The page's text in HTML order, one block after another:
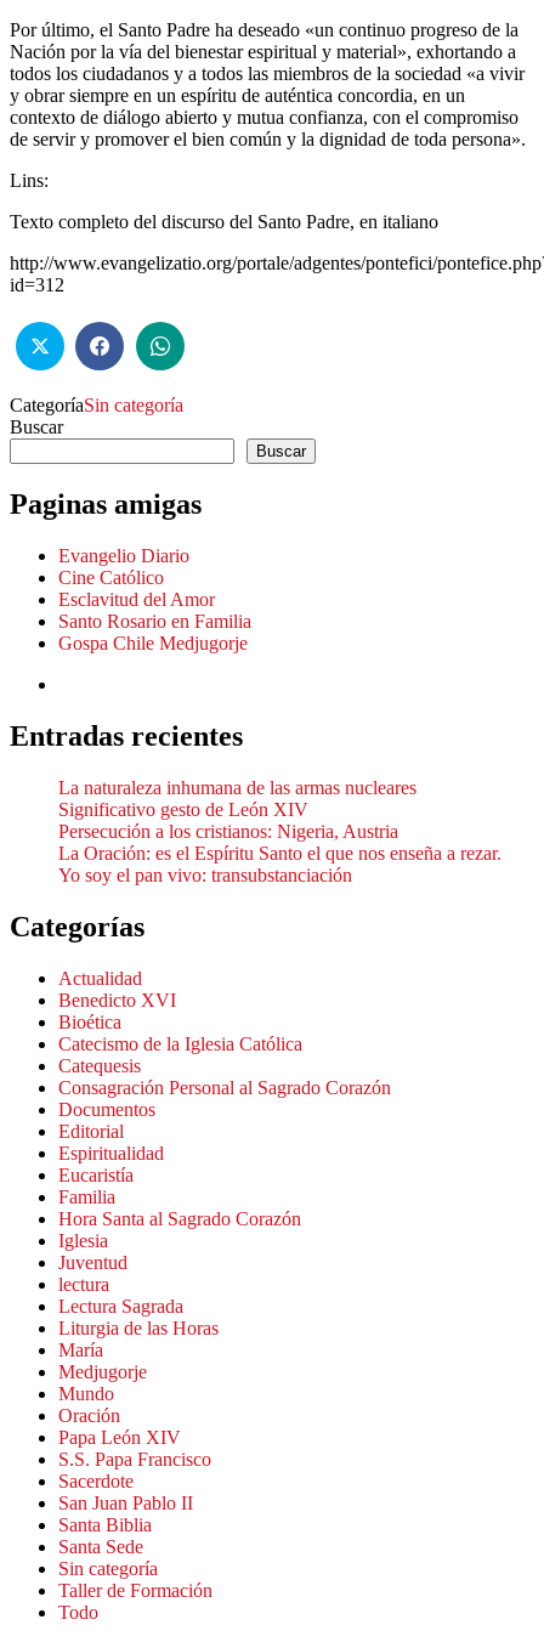
Por último, el Santo Padre ha deseado «un continuo progreso de la
Nación por la vía del bienestar espiritual y material», exhortando a
todos los ciudadanos y a todos las miembros de la sociedad «a vivir
y obrar siempre en un espíritu de auténtica concordia, en un
contexto de diálogo abierto y mutua confianza, con el compromiso
de servir y promover el bien común y la dignidad de toda persona».
Lins:
Texto completo del discurso del Santo Padre, en italiano
http://www.evangelizatio.org/portale/adgentes/pontefici/
id=312
CategoríaSin categoría
Buscar
Buscar
Paginas amigas
Evangelio Diario
Cine Católico
Esclavitud del Amor
Santo Rosario en Familia
Gospa Chile Medjugorje
Entradas recientes
La naturaleza inhumana de las armas nucleares
Significativo gesto de León XIV
Persecución a los cristianos: Nigeria, Austria
La Oración: es el Espíritu Santo el que nos enseña a rezar.
Yo soy el pan vivo: transubstanciación
Categorías
Actualidad
Benedicto XVI
Bioética
Catecismo de la Iglesia Católica
Catequesis
Consagración Personal al Sagrado Corazón
Documentos
Editorial
Espiritualidad
Eucaristía
Familia
Hora Santa al Sagrado Corazón
Iglesia
Juventud
lectura
Lectura Sagrada
Liturgia de las Horas
María
Medjugorje
Mundo
Oración
Papa León XIV
S.S. Papa Francisco
Sacerdote
San Juan Pablo II
Santa Biblia
Santa Sede
Sin categoría
Taller de Formación
Todo